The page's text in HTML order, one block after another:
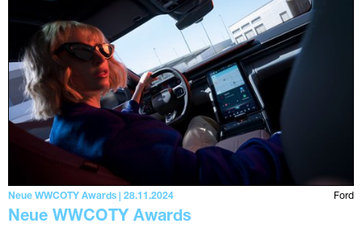
Ford
Neue WWCOTY Awards | 28.11.2024
Neue WWCOTY Awards